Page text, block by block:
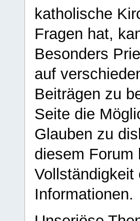
katholische
Fragen hat,
Besonders
auf
Beiträgen zu
Seite die
Glauben zu
diesem Forum
Vollständigkeit
Informationen.